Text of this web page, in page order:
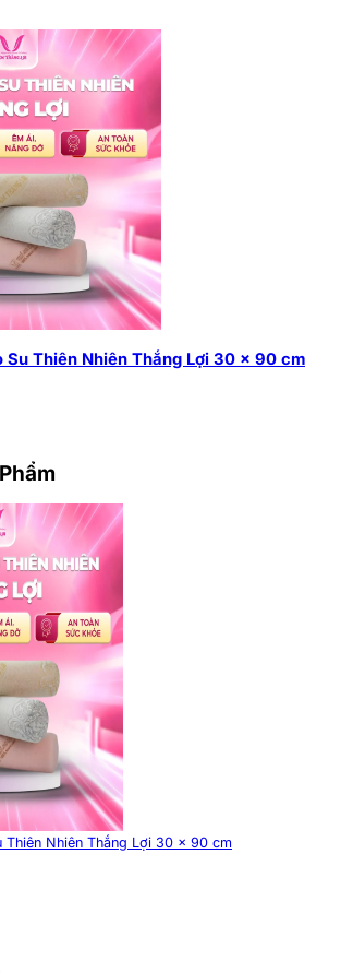
Su Thiên Nhiên Thắng Lợi 30 x 90 cm
Thiên Nhiên Thắng Lợi 30 x 90 cm